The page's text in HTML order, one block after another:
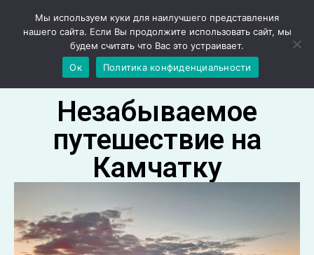
Незабываемое
путешествие на
Камчатку
Мы используем куки для наилучшего представления
нашего сайта. Если Вы продолжите использовать сайт, мы
будем считать что Вас это устраивает.
Ок
Политика конфиденциальности